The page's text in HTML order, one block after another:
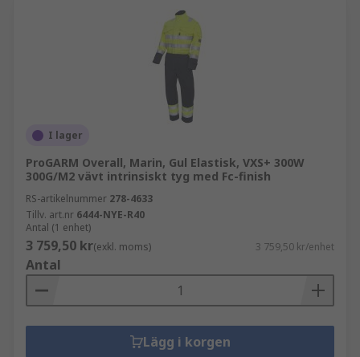
I lager
ProGARM Overall, Marin, Gul Elastisk, VXS+ 300W
300G/M2 vävt intrinsiskt tyg med Fc-finish
RS-artikelnummer 278-4633
Tillv. art.nr 6444-NYE-R40
Antal (1 enhet)
3 759,50 kr(exkl. moms) 3 759,50 kr/enhet
Antal
Lägg i korgen